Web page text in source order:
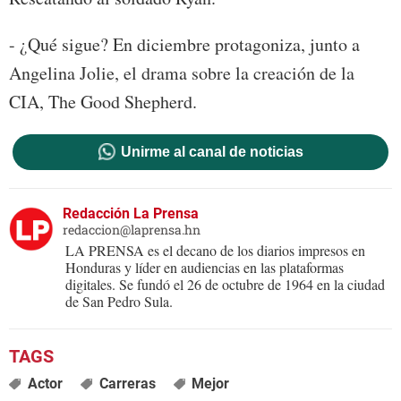
- ¿Qué sigue? En diciembre protagoniza, junto a
Angelina Jolie, el drama sobre la creación de la
CIA, The Good Shepherd.
Unirme al canal de noticias
Redacción La Prensa
redaccion@laprensa.hn
LA PRENSA es el decano de los diarios impresos en
Honduras y líder en audiencias en las plataformas
digitales. Se fundó el 26 de octubre de 1964 en la ciudad
de San Pedro Sula.
Actor Carreras Mejor